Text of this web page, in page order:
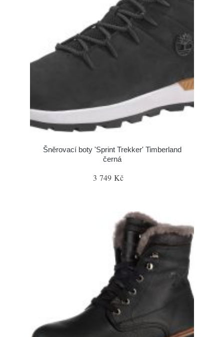
Šněrovací boty 'Sprint Trekker' Timberland
černá
3 749 Kč